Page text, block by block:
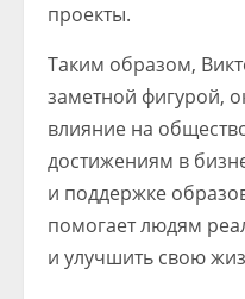
проекты.
Таким образом,
заметной фигурой,
влияние на
достижениям в
и поддержке
помогает людям
и улучшить свою